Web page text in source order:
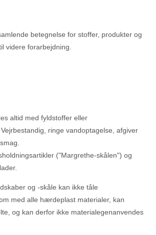
betegnelse for stoffer, produkter og
videre forarbejdning.
altid med fyldstoffer eller
ringe vandoptagelse, afgiver
("Margrethe-skålen") og
og -skåle kan ikke tåle
med alle hærdeplast materialer, kan
og kan derfor ikke materialegenanvendes